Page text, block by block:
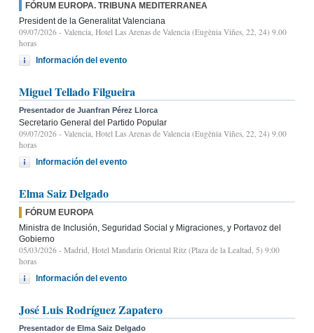
FÓRUM EUROPA. TRIBUNA MEDITERRANEA
President de la Generalitat Valenciana
09/07/2026 - Valencia, Hotel Las Arenas de Valencia (Eugènia Viñes, 22, 24) 9.00
horas
Información del evento
Miguel Tellado Filgueira
Presentador de Juanfran Pérez Llorca
Secretario General del Partido Popular
09/07/2026 - Valencia, Hotel Las Arenas de Valencia (Eugènia Viñes, 22, 24) 9.00
horas
Información del evento
Elma Saiz Delgado
FÓRUM EUROPA
Ministra de Inclusión, Seguridad Social y Migraciones, y Portavoz del
Gobierno
05/03/2026 - Madrid, Hotel Mandarin Oriental Ritz (Plaza de la Lealtad, 5) 9:00
horas
Información del evento
José Luis Rodríguez Zapatero
Presentador de Elma Saiz Delgado